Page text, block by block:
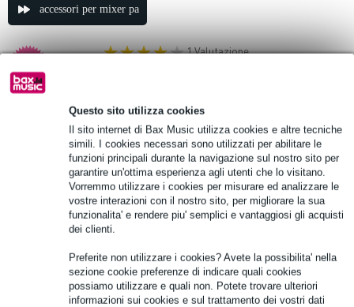
Questo sito utilizza cookies
Il sito internet di Bax Music utilizza cookies e altre tecniche
simili. I cookies necessari sono utilizzati per abilitare le
funzioni principali durante la navigazione sul nostro sito per
garantire un'ottima esperienza agli utenti che lo visitano.
Vorremmo utilizzare i cookies per misurare ed analizzare le
vostre interazioni con il nostro sito, per migliorare la sua
funzionalita' e rendere piu' semplici e vantaggiosi gli acquisti
dei clienti.
Preferite non utilizzare i cookies? Avete la possibilita' nella
sezione cookie preferenze di indicare quali cookies
possiamo utilizzare e quali non. Potete trovare ulteriori
informazioni sui cookies e sul trattamento dei vostri dati
accessori per mixer pa
1 Valutazione
Prezzo consigliato 59,00 € 48,00 €
Disponibile
Aggiungi al carrello
D&R Airence-EXT Modulo di estensione
per Airence-USB